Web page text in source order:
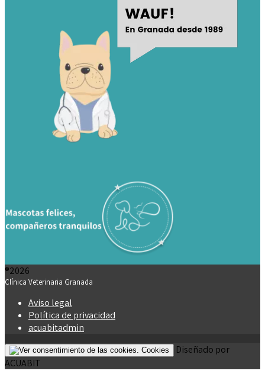
®2026
Clínica Veterinaria Granada
Aviso legal
Política de privacidad
acuabitadmin
Cookies
Diseñado por
ACUABIT